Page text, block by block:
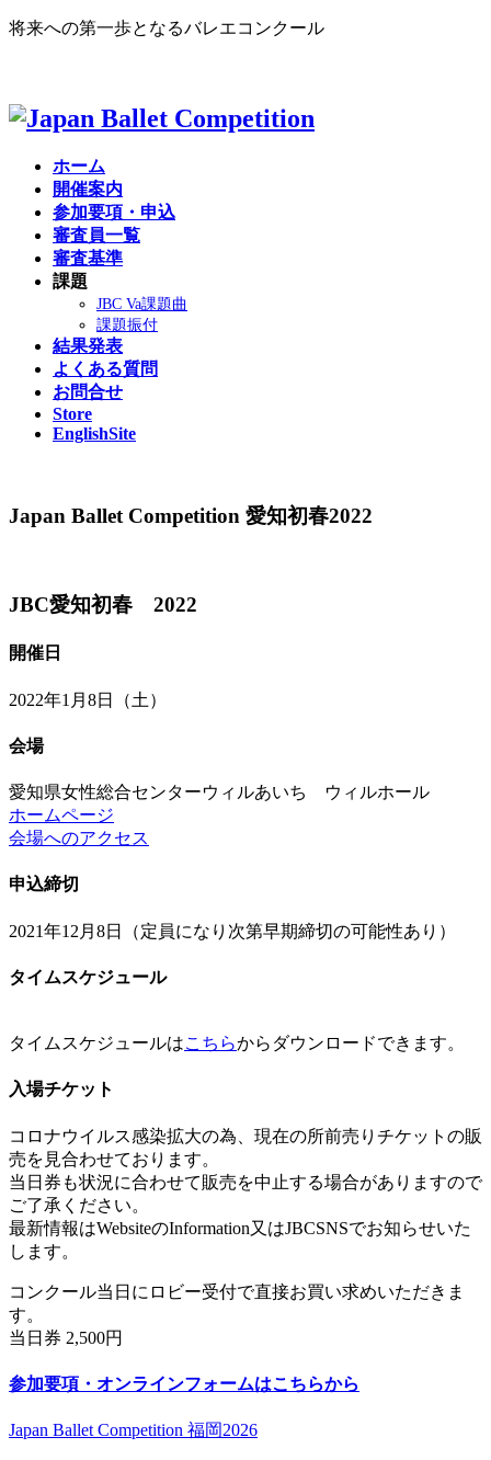
将来への第一歩となるバレエコンクール
ホーム
開催案内
参加要項・申込
審査員一覧
審査基準
課題
JBC Va課題曲
課題振付
結果発表
よくある質問
お問合せ
Store
EnglishSite
Japan Ballet Competition 愛知初春2022
JBC愛知初春 2022
開催日
2022年1月8日（土）
会場
愛知県女性総合センターウィルあいち ウィルホール
ホームページ
会場へのアクセス
申込締切
2021年12月8日（定員になり次第早期締切の可能性あり）
タイムスケジュール
タイムスケジュールはこちらからダウンロードできます。
入場チケット
コロナウイルス感染拡大の為、現在の所前売りチケットの販
売を見合わせております。
当日券も状況に合わせて販売を中止する場合がありますので
ご了承ください。
最新情報はWebsiteのInformation又はJBCSNSでお知らせいた
します。
コンクール当日にロビー受付で直接お買い求めいただきま
す。
当日券 2,500円
参加要項・オンラインフォームはこちらから
Japan Ballet Competition 福岡2026